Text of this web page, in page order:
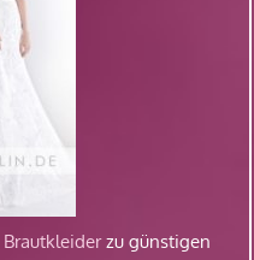
Brautkleiderzu günstigen